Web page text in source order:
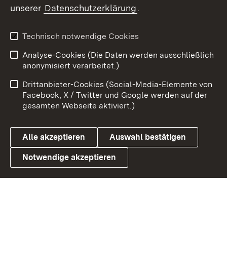
X / Twitter
Youtube
Link zum Landesportal
Benutzungshinweise
Barrierefreiheit
Datenschutz
Cookies
unserer Datenschutzerklärung.
Technisch notwendige Cookies
Analyse-Cookies (Die Daten werden ausschließlich
anonymisiert verarbeitet.)
Drittanbieter-Cookies (Social-Media-Elemente von
Facebook, X / Twitter und Google werden auf der
gesamten Webseite aktiviert.)
Alle akzeptieren Auswahl bestätigen
Notwendige akzeptieren